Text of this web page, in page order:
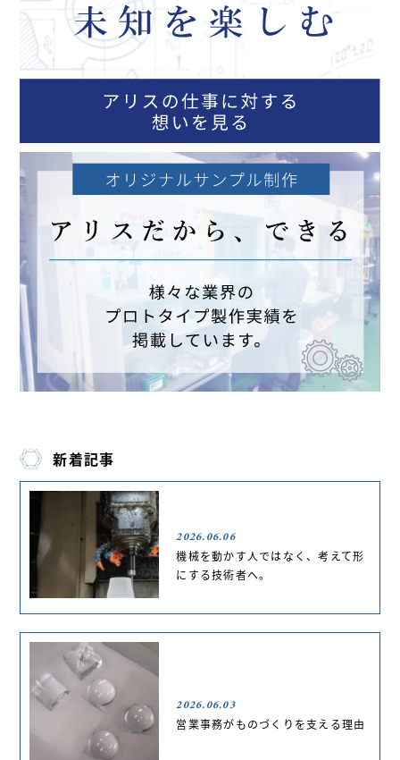
新着記事
2026.06.06
機械を動かす人ではなく、考えて形
にする技術者へ。
2026.06.03
営業事務がものづくりを支える理由